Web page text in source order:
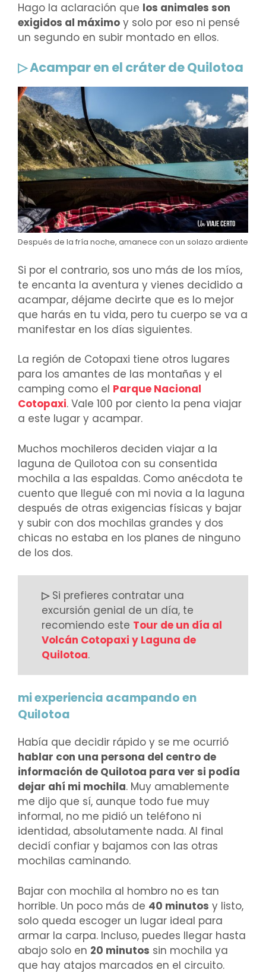
Hago la aclaración que los animales son
exigidos al máximo y solo por eso ni pensé
un segundo en subir montado en ellos.
▷ Acampar en el cráter de Quilotoa
Después de la fría noche, amanece con un solazo ardiente
Si por el contrario, sos uno más de los míos,
te encanta la aventura y vienes decidido a
acampar, déjame decirte que es lo mejor
que harás en tu vida, pero tu cuerpo se va a
manifestar en los días siguientes.
La región de Cotopaxi tiene otros lugares
para los amantes de las montañas y el
camping como el Parque Nacional
Cotopaxi. Vale 100 por ciento la pena viajar
a este lugar y acampar.
Muchos mochileros deciden viajar a la
laguna de Quilotoa con su consentida
mochila a las espaldas. Como anécdota te
cuento que llegué con mi novia a la laguna
después de otras exigencias físicas y bajar
y subir con dos mochilas grandes y dos
chicas no estaba en los planes de ninguno
de los dos.
▷Si prefieres contratar una
excursión genial de un día, te
recomiendo este Tour de un día al
Volcán Cotopaxi y Laguna de
Quilotoa.
mi experiencia acampando en
Quilotoa
Había que decidir rápido y se me ocurrió
hablar con una persona del centro de
información de Quilotoa para ver si podía
dejar ahí mi mochila. Muy amablemente
me dijo que sí, aunque todo fue muy
informal, no me pidió un teléfono ni
identidad, absolutamente nada. Al final
decidí confiar y bajamos con las otras
mochilas caminando.
Bajar con mochila al hombro no es tan
horrible. Un poco más de 40 minutos y listo,
solo queda escoger un lugar ideal para
armar la carpa. Incluso, puedes llegar hasta
abajo solo en 20 minutos sin mochila ya
que hay atajos marcados en el circuito.